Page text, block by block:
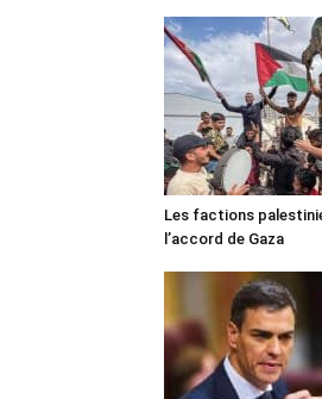
Les factions
l’accord de Gaza